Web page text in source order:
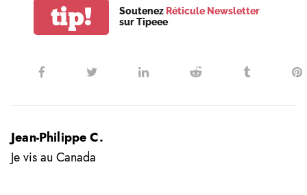
tip! Soutenez Réticule Newsletter
sur Tipeee
Jean-Philippe C.
Je vis au Canada